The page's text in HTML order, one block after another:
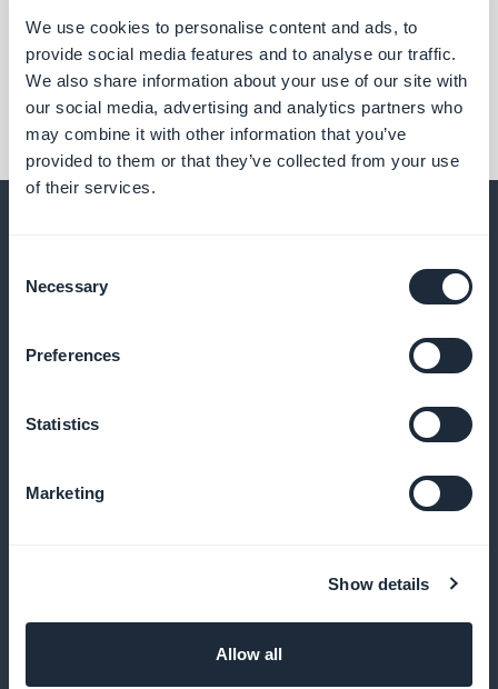
We use cookies to personalise content and ads, to
provide social media features and to analyse our traffic.
We also share information about your use of our site with
our social media, advertising and analytics partners who
may combine it with other information that you’ve
provided to them or that they’ve collected from your use
of their services.
Selection
Necessary
Preferences
Statistics
Marketing
Show details
Allow all
E muito mais